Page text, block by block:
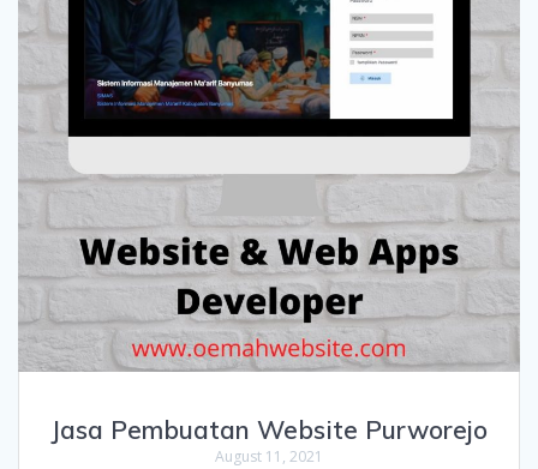
Jasa Pembuatan Website Purworejo
August 11, 2021